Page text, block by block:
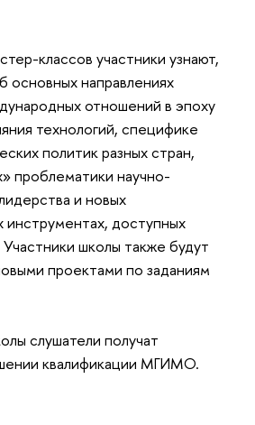
классов участники узнают,
основных направлениях
отношений в эпоху
технологий, специфике
политик разных стран,
проблематики научно-
и новых
инструментах, доступных
школы также будут
проектами по заданиям
слушатели получат
квалификации МГИМО.